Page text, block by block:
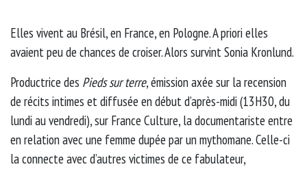
Elles vivent au Brésil, en France, en Pologne. A priori elles
avaient peu de chances de croiser. Alors survint Sonia Kronlund.
Productrice des Pieds sur terre, émission axée sur la recension
de récits intimes et diffusée en début d’après-midi (13H30, du
lundi au vendredi), sur France Culture, la documentariste entre
en relation avec une femme dupée par un mythomane. Celle-ci
la connecte avec d’autres victimes de ce fabulateur,